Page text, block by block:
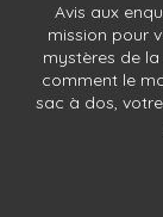
Avis aux
mission pour
mystères de
comment le
sac à dos,